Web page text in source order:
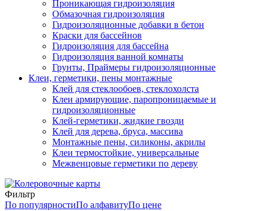
Проникающая гидроизоляция
Обмазочная гидроизоляция
Гидроизоляционные добавки в бетон
Краски для бассейнов
Гидроизоляция для бассейна
Гидроизоляция ванной комнаты
Грунты, Праймеры гидроизоляционные
Клеи, герметики, пены монтажные
Клей для стеклообоев, стеклохолста
Клеи армирующие, паропроницаемые и
гидроизоляционные
Клей-герметики, жидкие гвозди
Клей для дерева, бруса, массива
Монтажные пены, силиконы, акрилы
Клеи термостойкие, универсальные
Межвенцовые герметики по дереву
Фильтр
По популярностиПо алфавитуПо цене